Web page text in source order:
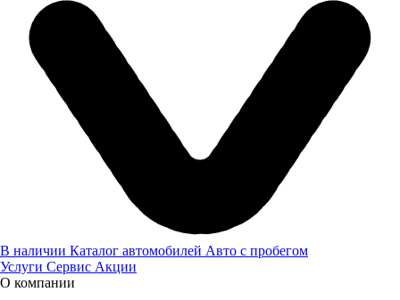
В наличии Каталог автомобилей Авто с пробегом
Услуги Сервис Акции
О компании
Оставьте нам контактные данные и наш менеджер свяжется с
Я даюсогласиена обработку своих персональных данных
Я даюсогласие